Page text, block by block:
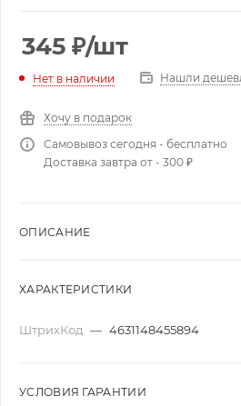
345 ₽/шт
Нет в наличии Нашли
Хочу в подарок
Самовывоз сегодня - бесплатно
Доставка завтра от - 300 ₽
ОПИСАНИЕ
ХАРАКТЕРИСТИКИ
ШтрихКод — 4631148455894
УСЛОВИЯ ГАРАНТИИ